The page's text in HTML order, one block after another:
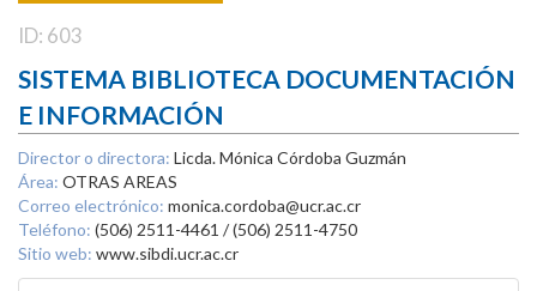
ID: 603
SISTEMA BIBLIOTECA DOCUMENTACIÓN
E INFORMACIÓN
Director o directora: Licda. Mónica Córdoba Guzmán
Área: OTRAS AREAS
Correo electrónico: monica.cordoba@ucr.ac.cr
Teléfono: (506) 2511-4461 / (506) 2511-4750
Sitio web: www.sibdi.ucr.ac.cr